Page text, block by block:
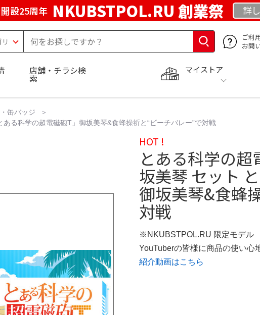
設25周年 NKUBSTPOL.RU 創業祭 詳
ご利
お問
マイストア
店舗・チラシ検
索
缶バッジ
る科学の超電磁砲T」御坂美琴&食蜂操祈と“ビーチバレー”で対戦
HOT !
とある科学の
坂美琴 セット
御坂美琴&食蜂
対戦
※NKUBSTPOL.RU 限定モデル
YouTuberの皆様に商品の使い心
紹介動画はこちら